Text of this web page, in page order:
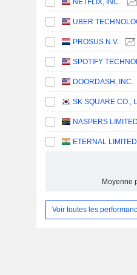
NETFLIX, INC.
UBER
PROSUS N.V.
SPOTIFY
DOORDASH, INC.
SK SQUARE CO.,
NASPERS LIMITED
ETERNAL LIMITED
Moyenne
Voir toutes les